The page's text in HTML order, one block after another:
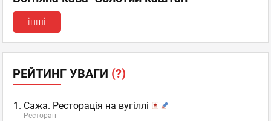
інші
РЕЙТИНГ УВАГИ (?)
Сажа. Ресторація на вугіллі
Ресторан